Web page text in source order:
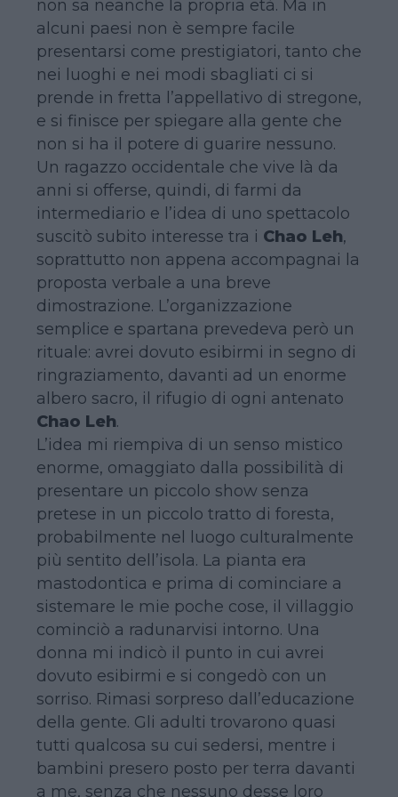
non sa neanche la propria età. Ma in
alcuni paesi non è sempre facile
presentarsi come prestigiatori, tanto che
nei luoghi e nei modi sbagliati ci si
prende in fretta l’appellativo di stregone,
e si finisce per spiegare alla gente che
non si ha il potere di guarire nessuno.
Un ragazzo occidentale che vive là da
anni si offerse, quindi, di farmi da
intermediario e l’idea di uno spettacolo
suscitò subito interesse tra i Chao Leh,
soprattutto non appena accompagnai la
proposta verbale a una breve
dimostrazione. L’organizzazione
semplice e spartana prevedeva però un
rituale: avrei dovuto esibirmi in segno di
ringraziamento, davanti ad un enorme
albero sacro, il rifugio di ogni antenato
Chao Leh.
L’idea mi riempiva di un senso mistico
enorme, omaggiato dalla possibilità di
presentare un piccolo show senza
pretese in un piccolo tratto di foresta,
probabilmente nel luogo culturalmente
più sentito dell’isola. La pianta era
mastodontica e prima di cominciare a
sistemare le mie poche cose, il villaggio
cominciò a radunarvisi intorno. Una
donna mi indicò il punto in cui avrei
dovuto esibirmi e si congedò con un
sorriso. Rimasi sorpreso dall’educazione
della gente. Gli adulti trovarono quasi
tutti qualcosa su cui sedersi, mentre i
bambini presero posto per terra davanti
a me, senza che nessuno desse loro